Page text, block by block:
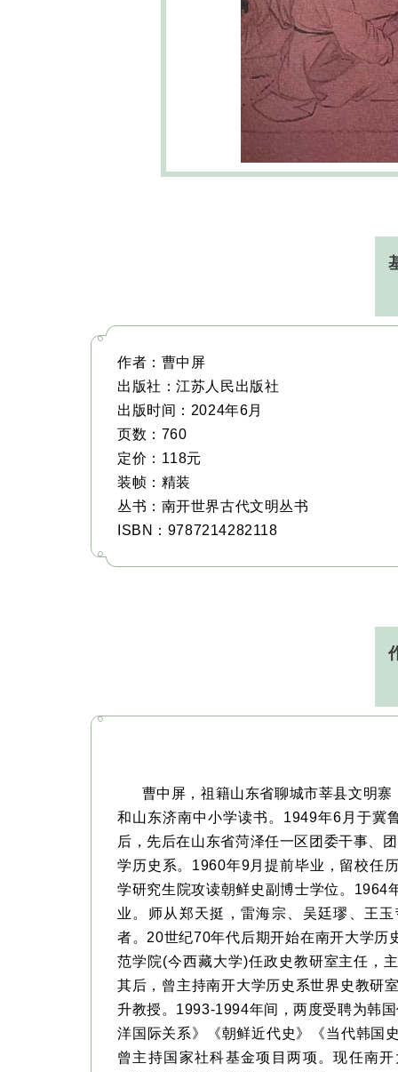
作者：曹中屏
出版社：江苏人民出版社
出版时间：2024年6月
页数：760
定价：118元
装帧：精装
丛书：南开世界古代文明丛书
ISBN：9787214282118
曹中屏，祖籍山东省聊城市莘县文明寨
和山东济南中小学读书。1949年6月于冀
后，先后在山东省菏泽任一区团委干事、
学历史系。1960年9月提前毕业，留校任
学研究生院攻读朝鲜史副博士学位。1964
业。师从郑天挺，雷海宗、吴廷璆、王
者。20世纪70年代后期开始在南开大学历
范学院(今西藏大学)任政史教研室主任，
其后，曾主持南开大学历史系世界史教研
升教授。1993-1994年间，两度受聘为韩
洋国际关系》《朝鲜近代史》《当代韩国
曾主持国家社科基金项目两项。现任南